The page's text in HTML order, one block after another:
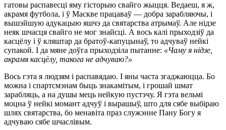
гатовы распавесці яму гісторыю свайго жыцця. Ведаеш, я ж,
акрамя футбола, і ў Маскве працаваў — добра зарабляючы, і
вышэйшую адукацыю яшчэ да святарства атрымаў. Але нідзе
неяк шчасця свайго не мог знайсці. А вось калі прыходзіў да
касцёлу і ў кляштар да братоў-капуцынаў, то адчуваў нейкі
супакой. І да мяне доўга прыходзіла пытанне: «Чаму я нідзе,
акрамя касцёлу, такога не адчуваю?»
Вось гэта я людзям і распавядаю. І яны часта згаджаюцца. Бо
можна і спартсмэнам быць знакамітым, і грошай шмат
зарабляць, а на душы мець нейкую пустэчу. Я гэта вельмі
моцна ў нейкі момант адчуў і вырашыў, што для сябе выбіраю
шлях святарства, бо менавіта праз служэнне Пану Богу я
адчуваю сябе шчаслівым.